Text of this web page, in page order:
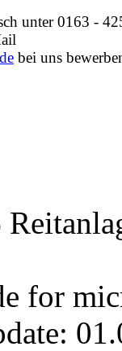
unter 0163 -
bei uns
for